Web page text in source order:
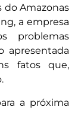
do Amazonas
a empresa
problemas
apresentada
fatos que,
a próxima